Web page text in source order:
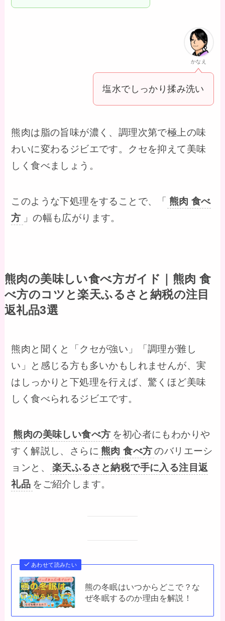
かなえ
塩水でしっかり揉み洗い
熊肉は脂の旨味が濃く、調理次第で極上の味
わいに変わるジビエです。クセを抑えて美味
しく食べましょう。
このような下処理をすることで、「 熊肉 食べ
方 」の幅も広がります。
熊肉の美味しい食べ方ガイド｜熊肉 食
べ方のコツと楽天ふるさと納税の注目
返礼品3選
熊肉と聞くと「クセが強い」「調理が難し
い」と感じる方も多いかもしれませんが、実
はしっかりと下処理を行えば、驚くほど美味
しく食べられるジビエです。
熊肉の美味しい食べ方 を初心者にもわかりや
すく解説し、さらに 熊肉 食べ方 のバリエーシ
ョンと、
楽天ふるさと納税で手に入る注目返
礼品 をご紹介します。
あわせて読みたい
熊の冬眠はいつからどこで？な
ぜ冬眠するのか理由を解説！